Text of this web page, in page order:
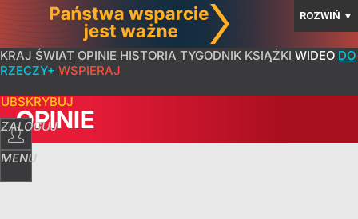
ROZWIŃ ▼
KRAJ ŚWIAT OPINIE HISTORIA TYGODNIK KSIĄŻKI WIDEO DO
RZECZY+ WSPIERAJ
ZALOGUJ
MENU
OPINIE